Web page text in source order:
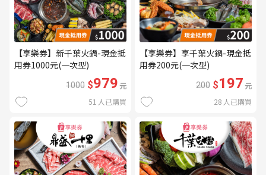
【享樂券】新千葉火鍋-現金抵
用券1000元(一次型)
1000 $979元
51 人已購買
【享樂券】享千葉火鍋-現金抵
用券200元(一次型)
200 $197元
28 人已購買